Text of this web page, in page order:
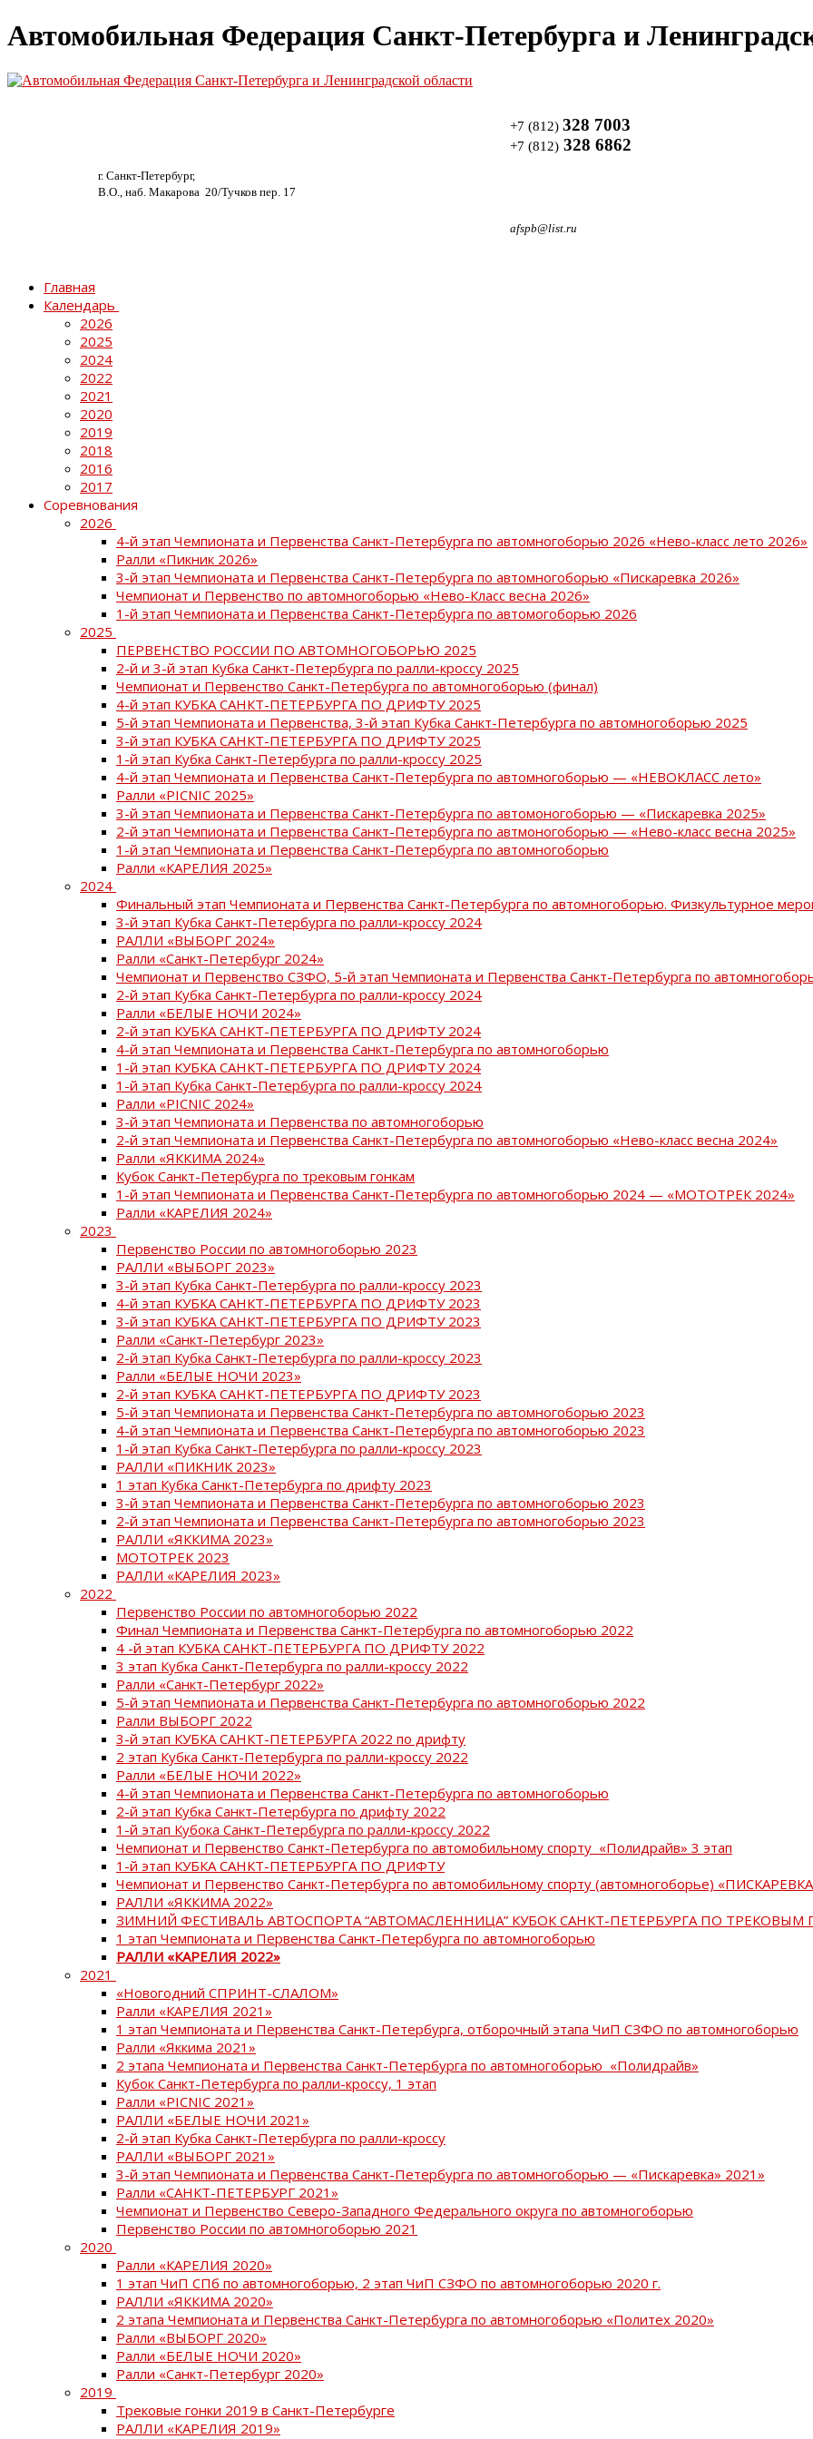
Автомобильная Федерация Санкт-Петербурга и
г. Санкт-Петербург,
В.О., наб. Макарова 20/Тучков пер. 17
+7 (812) 328 7003
+7 (812) 328 6862
afspb@list.ru
Главная
Календарь
2026
2025
2024
2022
2021
2020
2019
2018
2016
2017
Соревнования
2026
4-й этап Чемпионата и Первенства Санкт-Петербурга по автомногоборью 2026 «Нево-класс лето 2026»
Ралли «Пикник 2026»
3-й этап Чемпионата и Первенства Санкт-Петербурга по автомногоборью «Пискаревка 2026»
Чемпионат и Первенство по автомногоборью «Нево-Класс весна 2026»
1-й этап Чемпионата и Первенства Санкт-Петербурга по автомогоборью 2026
2025
ПЕРВЕНСТВО РОССИИ ПО АВТОМНОГОБОРЬЮ 2025
2-й и 3-й этап Кубка Санкт-Петербурга по ралли-кроссу 2025
Чемпионат и Первенство Санкт-Петербурга по автомногоборью (финал)
4-й этап КУБКА САНКТ-ПЕТЕРБУРГА ПО ДРИФТУ 2025
5-й этап Чемпионата и Первенства, 3-й этап Кубка Санкт-Петербурга по автомногоборью 2025
3-й этап КУБКА САНКТ-ПЕТЕРБУРГА ПО ДРИФТУ 2025
1-й этап Кубка Санкт-Петербурга по ралли-кроссу 2025
4-й этап Чемпионата и Первенства Санкт-Петербурга по автомногоборью — «НЕВОКЛАСС лето»
Ралли «PICNIC 2025»
3-й этап Чемпионата и Первенства Санкт-Петербурга по автомоногоборью — «Пискаревка 2025»
2-й этап Чемпионата и Первенства Санкт-Петербурга по автмоногоборью — «Нево-класс весна 2025»
1-й этап Чемпионата и Первенства Санкт-Петербурга по автомногоборью
Ралли «КАРЕЛИЯ 2025»
2024
Финальный этап Чемпионата и Первенства Санкт-Петербурга по автомногоборью. Физкультурное
3-й этап Кубка Санкт-Петербурга по ралли-кроссу 2024
РАЛЛИ «ВЫБОРГ 2024»
Ралли «Санкт-Петербург 2024»
Чемпионат и Первенство СЗФО, 5-й этап Чемпионата и Первенства Санкт-Петербурга по
2-й этап Кубка Санкт-Петербурга по ралли-кроссу 2024
Ралли «БЕЛЫЕ НОЧИ 2024»
2-й этап КУБКА САНКТ-ПЕТЕРБУРГА ПО ДРИФТУ 2024
4-й этап Чемпионата и Первенства Санкт-Петербурга по автомногоборью
1-й этап КУБКА САНКТ-ПЕТЕРБУРГА ПО ДРИФТУ 2024
1-й этап Кубка Санкт-Петербурга по ралли-кроссу 2024
Ралли «PICNIC 2024»
3-й этап Чемпионата и Первенства по автомногоборью
2-й этап Чемпионата и Первенства Санкт-Петербурга по автомногоборью «Нево-класс весна 2024»
Ралли «ЯККИМА 2024»
Кубок Санкт-Петербурга по трековым гонкам
1-й этап Чемпионата и Первенства Санкт-Петербурга по автомногоборью 2024 — «МОТОТРЕК 2024»
Ралли «КАРЕЛИЯ 2024»
2023
Первенство России по автомногоборью 2023
РАЛЛИ «ВЫБОРГ 2023»
3-й этап Кубка Санкт-Петербурга по ралли-кроссу 2023
4-й этап КУБКА САНКТ-ПЕТЕРБУРГА ПО ДРИФТУ 2023
3-й этап КУБКА САНКТ-ПЕТЕРБУРГА ПО ДРИФТУ 2023
Ралли «Санкт-Петербург 2023»
2-й этап Кубка Санкт-Петербурга по ралли-кроссу 2023
Ралли «БЕЛЫЕ НОЧИ 2023»
2-й этап КУБКА САНКТ-ПЕТЕРБУРГА ПО ДРИФТУ 2023
5-й этап Чемпионата и Первенства Санкт-Петербурга по автомногоборью 2023
4-й этап Чемпионата и Первенства Санкт-Петербурга по автомногоборью 2023
1-й этап Кубка Санкт-Петербурга по ралли-кроссу 2023
РАЛЛИ «ПИКНИК 2023»
1 этап Кубка Санкт-Петербурга по дрифту 2023
3-й этап Чемпионата и Первенства Санкт-Петербурга по автомногоборью 2023
2-й этап Чемпионата и Первенства Санкт-Петербурга по автомногоборью 2023
РАЛЛИ «ЯККИМА 2023»
МОТОТРЕК 2023
РАЛЛИ «КАРЕЛИЯ 2023»
2022
Первенство России по автомногоборью 2022
Финал Чемпионата и Первенства Санкт-Петербурга по автомногоборью 2022
4 -й этап КУБКА САНКТ-ПЕТЕРБУРГА ПО ДРИФТУ 2022
3 этап Кубка Санкт-Петербурга по ралли-кроссу 2022
Ралли «Санкт-Петербург 2022»
5-й этап Чемпионата и Первенства Санкт-Петербурга по автомногоборью 2022
Ралли ВЫБОРГ 2022
3-й этап КУБКА САНКТ-ПЕТЕРБУРГА 2022 по дрифту
2 этап Кубка Санкт-Петербурга по ралли-кроссу 2022
Ралли «БЕЛЫЕ НОЧИ 2022»
4-й этап Чемпионата и Первенства Санкт-Петербурга по автомногоборью
2-й этап Кубка Санкт-Петербурга по дрифту 2022
1-й этап Кубока Санкт-Петербурга по ралли-кроссу 2022
Чемпионат и Первенство Санкт-Петербурга по автомобильному спорту «Полидрайв» 3 этап
1-й этап КУБКА САНКТ-ПЕТЕРБУРГА ПО ДРИФТУ
Чемпионат и Первенство Санкт-Петербурга по автомобильному спорту (автомногоборье)
РАЛЛИ «ЯККИМА 2022»
ЗИМНИЙ ФЕСТИВАЛЬ АВТОСПОРТА “АВТОМАСЛЕННИЦА” КУБОК САНКТ-ПЕТЕРБУРГА ПО ТРЕКОВЫМ
1 этап Чемпионата и Первенства Санкт-Петербурга по автомногоборью
РАЛЛИ «КАРЕЛИЯ 2022»
2021
«Новогодний СПРИНТ-СЛАЛОМ»
Ралли «КАРЕЛИЯ 2021»
1 этап Чемпионата и Первенства Санкт-Петербурга, отборочный этапа ЧиП СЗФО по автомногоборью
Ралли «Яккима 2021»
2 этапа Чемпионата и Первенства Санкт-Петербурга по автомногоборью «Полидрайв»
Кубок Санкт-Петербурга по ралли-кроссу, 1 этап
Ралли «PICNIC 2021»
РАЛЛИ «БЕЛЫЕ НОЧИ 2021»
2-й этап Кубка Санкт-Петербурга по ралли-кроссу
РАЛЛИ «ВЫБОРГ 2021»
3-й этап Чемпионата и Первенства Санкт-Петербурга по автомногоборью — «Пискаревка» 2021»
Ралли «САНКТ-ПЕТЕРБУРГ 2021»
Чемпионат и Первенство Северо-Западного Федерального округа по автомногоборью
Первенство России по автомногоборью 2021
2020
Ралли «КАРЕЛИЯ 2020»
1 этап ЧиП СПб по автомногоборью, 2 этап ЧиП СЗФО по автомногоборью 2020 г.
РАЛЛИ «ЯККИМА 2020»
2 этапа Чемпионата и Первенства Санкт-Петербурга по автомногоборью «Политех 2020»
Ралли «ВЫБОРГ 2020»
Ралли «БЕЛЫЕ НОЧИ 2020»
Ралли «Санкт-Петербург 2020»
2019
Трековые гонки 2019 в Санкт-Петербурге
РАЛЛИ «КАРЕЛИЯ 2019»